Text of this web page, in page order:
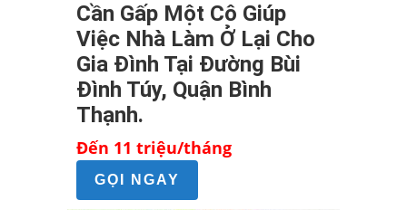
Cần Gấp Một Cô Giúp
Việc Nhà Làm Ở Lại Cho
Gia Đình Tại Đường Bùi
Đình Túy, Quận Bình
Thạnh.
Đến 11 triệu/tháng
GỌI NGAY